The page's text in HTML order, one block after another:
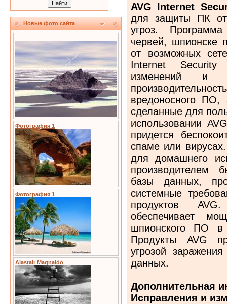
Новые фото сайта
Фотография 1
Фотография 1
Alastair Magnaldo
AVG Internet
для защиты ПК от
угроз.
червей, шпионске
от возможных
Internet Security
изменений и
вредоносного ПО,
сделанные для
использовании
придется
спаме или
для домашнего
производителем
базы данных,
системные
продуктов
обеспечивает
шпионского ПО
Продукты AVG
угрозой
данных.
Дополнительная
Исправления и